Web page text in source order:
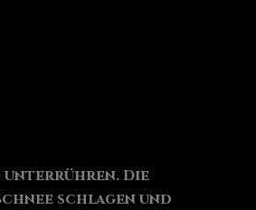
unterrühren. Die
schlagen und